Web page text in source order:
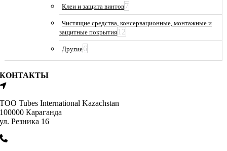
Клеи и защита винтов7
Чистящие средства, консервационные, монтажные и
защитные покрытия 12
Другие6
КОНТАКТЫ
ТОО Tubes International Kazachstan
100000 Караганда
ул. Резника 16